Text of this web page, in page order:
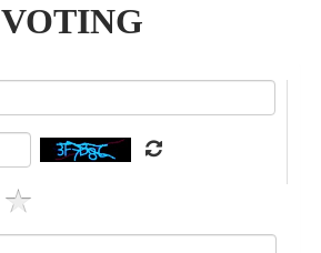
VOTING